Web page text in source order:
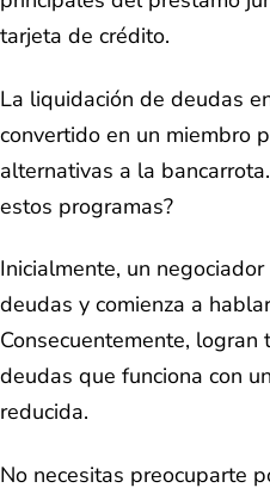
tarjeta de crédito.
La liquidación de deudas
convertido en un miembro
alternativas a la
estos programas?
Inicialmente, un
deudas y comienza a
Consecuentemente,
deudas que funciona con
reducida.
No necesitas preocuparte